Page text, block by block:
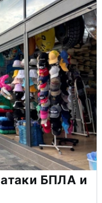
БПЛА и